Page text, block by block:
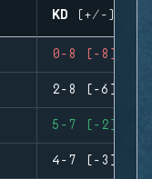
KD (+/-)
0-8 (-8)
2-8 (-6)
5-7 (-2)
4-7 (-3)